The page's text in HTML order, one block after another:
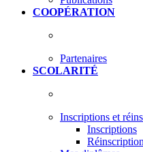
COOPÉRATION
Partenaires
SCOLARITÉ
Inscriptions et
Inscriptions